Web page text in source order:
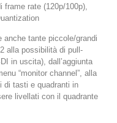
rate (120p/100p),
anche tante piccole/grandi
alla possibilità di pull-
in uscita), dall’aggiunta
“monitor channel”, alla
di tasti e quadranti in
livellati con il quadrante